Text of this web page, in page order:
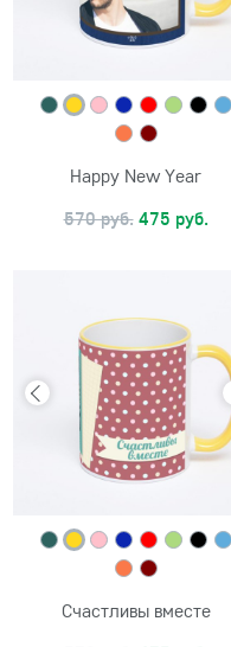
Happy New Year
570 руб. 475 руб.
Счастливы вместе